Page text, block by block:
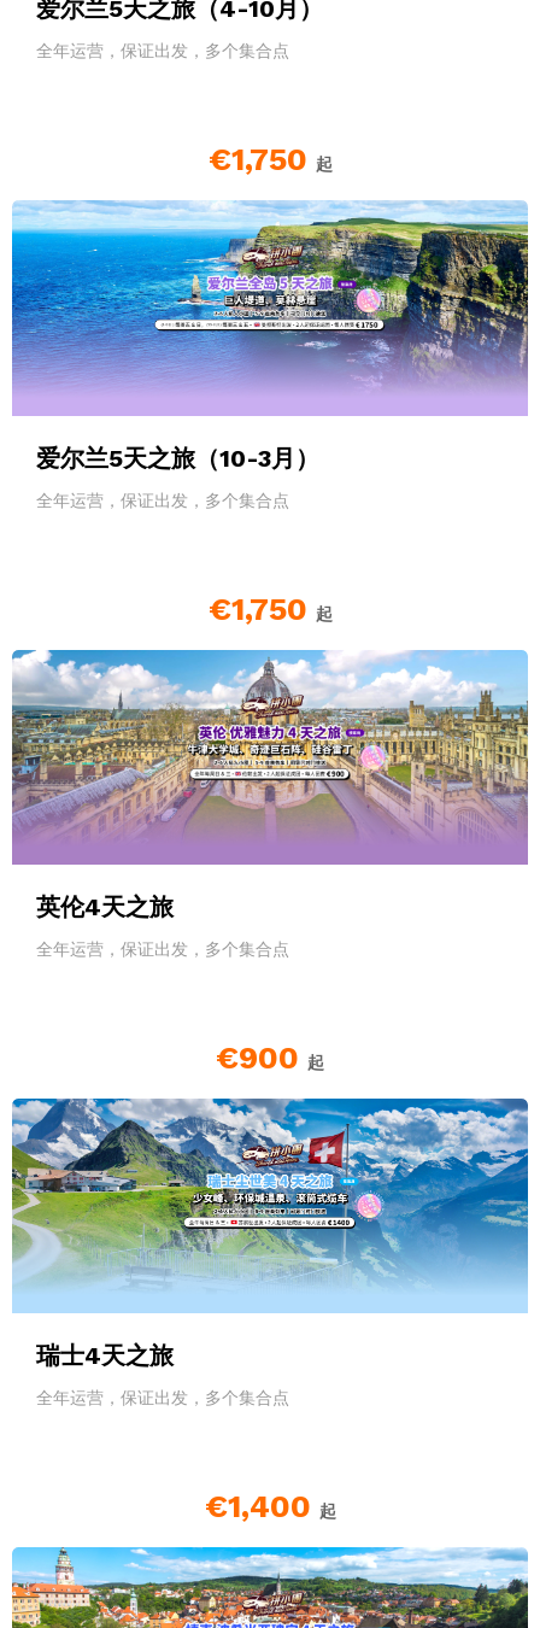
爱尔兰5天之旅（4-10月）
全年运营，保证出发，多个集合点
€1,750 起
爱尔兰5天之旅（10-3月）
全年运营，保证出发，多个集合点
€1,750 起
英伦4天之旅
全年运营，保证出发，多个集合点
€900 起
瑞士4天之旅
全年运营，保证出发，多个集合点
€1,400 起